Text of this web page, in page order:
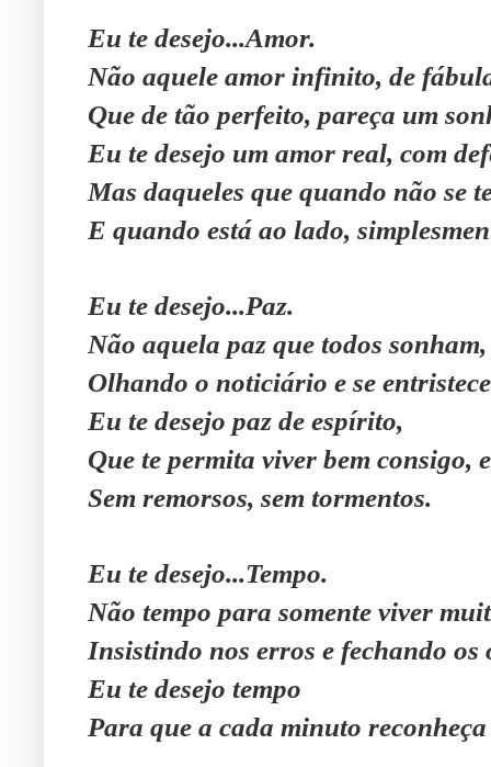
Eu te desejo...Amor.
Não aquele amor infinito, de
Que de tão perfeito, pareça um
Eu te desejo um amor real, com
Mas daqueles que quando não se
E quando está ao lado,
Eu te desejo...Paz.
Não aquela paz que todos sonham,
Olhando o noticiário e se
Eu te desejo paz de espírito,
Que te permita viver bem consigo,
Sem remorsos, sem tormentos.
Eu te desejo...Tempo.
Não tempo para somente viver
Insistindo nos erros e fechando os
Eu te desejo tempo
Para que a cada minuto